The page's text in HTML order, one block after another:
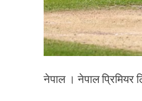
नेपाल । नेपाल प्रिमियर